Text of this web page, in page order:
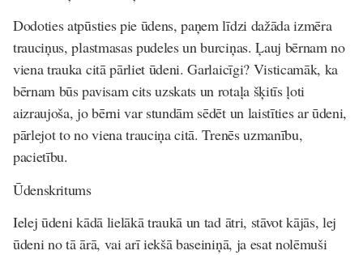
Dodoties atpūsties pie ūdens, paņem līdzi dažāda izmēra
trauciņus, plastmasas pudeles un burciņas. Ļauj bērnam no
viena trauka citā pārliet ūdeni. Garlaicīgi? Visticamāk, ka
bērnam būs pavisam cits uzskats un rotaļa šķitīs ļoti
aizraujoša, jo bērni var stundām sēdēt un laistīties ar ūdeni,
pārlejot to no viena trauciņa citā. Trenēs uzmanību,
pacietību.
Ūdenskritums
Ielej ūdeni kādā lielākā traukā un tad ātri, stāvot kājās, lej
ūdeni no tā ārā, vai arī iekšā baseiniņā, ja esat nolēmuši